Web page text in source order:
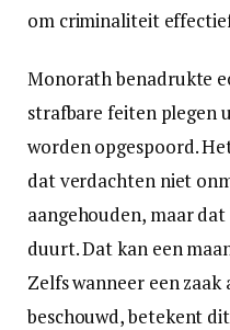
om criminaliteit
Monorath benadrukte
strafbare feiten plegen
worden opgespoord.
dat verdachten niet
aangehouden, maar
duurt. Dat kan een
Zelfs wanneer een
beschouwd, betekent